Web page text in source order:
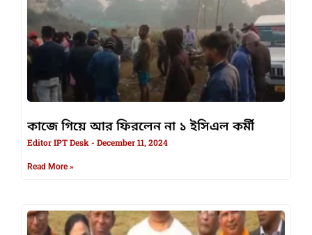
কাজে গিয়ে আর ফিরলেন না ১ ইসিএল কর্মী
Editor IPT Desk December 11, 2024
Read More »